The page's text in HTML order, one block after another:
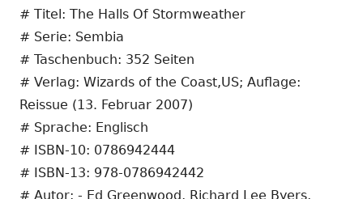
# Titel: The Halls Of Stormweather
# Serie: Sembia
# Taschenbuch: 352 Seiten
# Verlag: Wizards of the Coast,US; Auflage:
Reissue (13. Februar 2007)
# Sprache: Englisch
# ISBN-10: 0786942444
# ISBN-13: 978-0786942442
# Autor: - Ed Greenwood, Richard Lee Byers,